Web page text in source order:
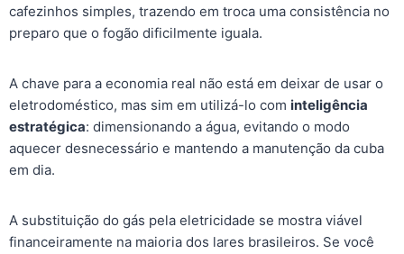
cafezinhos simples, trazendo em troca uma consistência no
preparo que o fogão dificilmente iguala.
A chave para a economia real não está em deixar de usar o
eletrodoméstico, mas sim em utilizá-lo com inteligência
estratégica: dimensionando a água, evitando o modo
aquecer desnecessário e mantendo a manutenção da cuba
em dia.
A substituição do gás pela eletricidade se mostra viável
financeiramente na maioria dos lares brasileiros. Se você